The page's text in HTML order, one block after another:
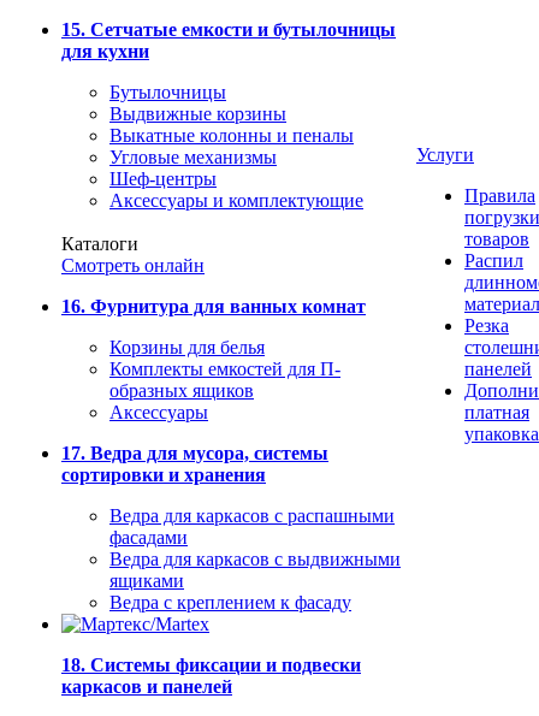
15. Сетчатые емкости и бутылочницы
для кухни
Бутылочницы
Выдвижные корзины
Выкатные колонны и пеналы
Угловые механизмы
Шеф-центры
Аксессуары и комплектующие
Каталоги
Смотреть онлайн
16. Фурнитура для ванных комнат
Корзины для белья
Комплекты емкостей для П-
образных ящиков
Аксессуары
17. Ведра для мусора, системы
сортировки и хранения
Ведра для каркасов с распашными
фасадами
Ведра для каркасов с выдвижными
ящиками
Ведра с креплением к фасаду
18. Системы фиксации и подвески
каркасов и панелей
Услуги
Правила
погрузки
товаров
Распил
Резка
панелей
платная
упаковка